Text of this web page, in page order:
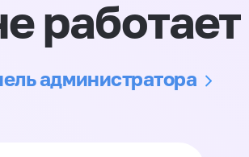
работает
администратора